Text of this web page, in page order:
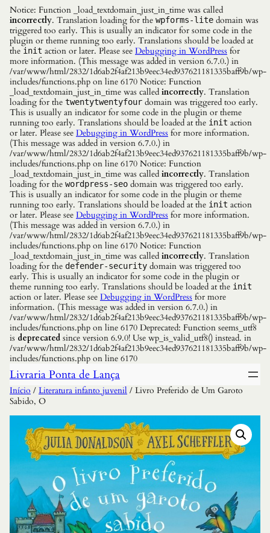
Notice: Function _load_textdomain_just_in_time was called
incorrectly. Translation loading for the wpforms-lite domain was
triggered too early. This is usually an indicator for some code in the
plugin or theme running too early. Translations should be loaded at
the init action or later. Please see Debugging in WordPress for
more information. (This message was added in version 6.7.0.) in
/var/www/html/2832/1d6ab2f4af213b9eec34ed937621181335baff9b/wp-
includes/functions.php on line 6170 Notice: Function
_load_textdomain_just_in_time was called incorrectly. Translation
loading for the twentytwentyfour domain was triggered too early.
This is usually an indicator for some code in the plugin or theme
running too early. Translations should be loaded at the init action
or later. Please see Debugging in WordPress for more information.
(This message was added in version 6.7.0.) in
/var/www/html/2832/1d6ab2f4af213b9eec34ed937621181335baff9b/wp-
includes/functions.php on line 6170 Notice: Function
_load_textdomain_just_in_time was called incorrectly. Translation
loading for the wordpress-seo domain was triggered too early.
This is usually an indicator for some code in the plugin or theme
running too early. Translations should be loaded at the init action
or later. Please see Debugging in WordPress for more information.
(This message was added in version 6.7.0.) in
/var/www/html/2832/1d6ab2f4af213b9eec34ed937621181335baff9b/wp-
includes/functions.php on line 6170 Notice: Function
_load_textdomain_just_in_time was called incorrectly. Translation
loading for the defender-security domain was triggered too
early. This is usually an indicator for some code in the plugin or
theme running too early. Translations should be loaded at the init
action or later. Please see Debugging in WordPress for more
information. (This message was added in version 6.7.0.) in
/var/www/html/2832/1d6ab2f4af213b9eec34ed937621181335baff9b/wp-
includes/functions.php on line 6170 Deprecated: Function seems_utf8
is deprecated since version 6.9.0! Use wp_is_valid_utf8() instead. in
/var/www/html/2832/1d6ab2f4af213b9eec34ed937621181335baff9b/wp-
includes/functions.php on line 6170
Livraria Ponta de Lança
Início / Literatura infanto juvenil / Livro Preferido de Um Garoto
Sabido, O